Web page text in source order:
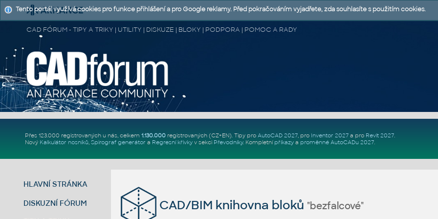
CAD FÓRUM - TIPY A TRIKY | UTILITY | DISKUZE | BLOKY | PODPORA | POMOC A RADY
Přes 123.000 registrovaných u nás, celkem 1.130.000registrovaných (CZ+EN). Tipy pro AutoCAD 2027, pro Inventor 2027a pro Revit 2027.
Nový Kalkulátor nosníků, Spirograf generátor a Regresní křivkyv sekci Převodníky. Kompletní příkazya proměnné AutoCADu 2027.
HLAVNÍ STRÁNKA
DISKUZNÍ FÓRUM CAD/BIM knihovna bloků "bezfalcové"
Tento portál využívá cookies pro funkce přihlášení a pro Google reklamy. Před pokračováním vyjadřete, zda souhlasíte s použitím cookies.